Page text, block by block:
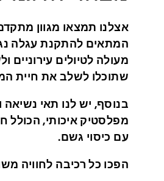
אצלנו תמצאו מגוון
המתאים להתקנת עגלה
מעולה לטיולים עירוניים
שתוכלו לשלב את חיית
בנוסף, יש לנו תאי
מפלסטיק איכותי, הכולל
עם כיסוי גשם.
הפכו כל רכיבה לחוויה